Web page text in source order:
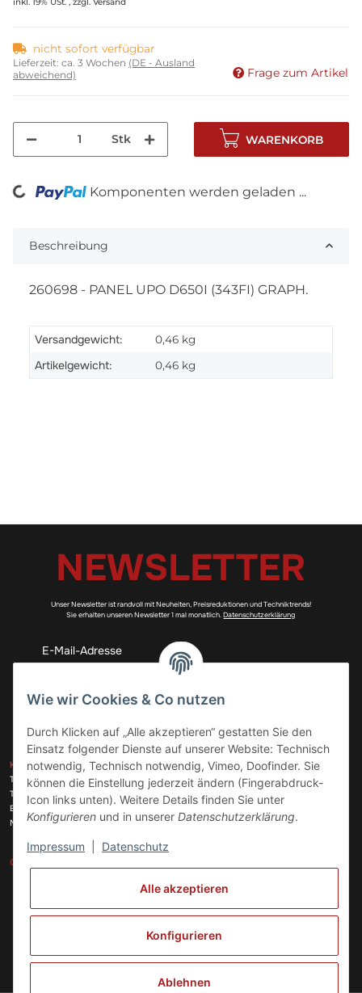
nicht sofort verfügbar
Lieferzeit: ca. 3 Wochen (DE - Ausland
abweichend)
Frage zum Artikel
Stk WARENKORB
Loading... Komponenten werden geladen ...
Beschreibung
260698 - PANEL UPO D650I (343FI) GRAPH.
Versandgewicht: 0,46 kg
Artikelgewicht: 0,46 kg
NEWSLETTER
Unser Newsletter ist randvoll mit Neuheiten, Preisreduktionen und Techniktrends!
Sie erhalten unseren Newsletter 1 mal monatlich.Datenschutzerklärung
Abonnieren
KONTAKT
Telefon:+49 (0)6074 816 08 0
Telefax:
+49 (0)6074 215 08 60
E-Mail:
info@meinhausgeraetedoc.de
Max Planck Str. 6 c, 63322 Rödermark
GESETZLICHE INFORMATIONEN
ZAHLUNGSARTEN
VERSANDARTEN
Vertrag widerrufen
Wie wir Cookies & Co nutzen
Durch Klicken auf „Alle akzeptieren“ gestatten Sie den
Einsatz folgender Dienste auf unserer Website: Technisch
notwendig, Technisch notwendig, Vimeo, Doofinder. Sie
können die Einstellung jederzeit ändern (Fingerabdruck-
Icon links unten). Weitere Details finden Sie unter
Konfigurieren und in unserer Datenschutzerklärung.
Impressum Datenschutz
Alle akzeptieren
Konfigurieren
Ablehnen